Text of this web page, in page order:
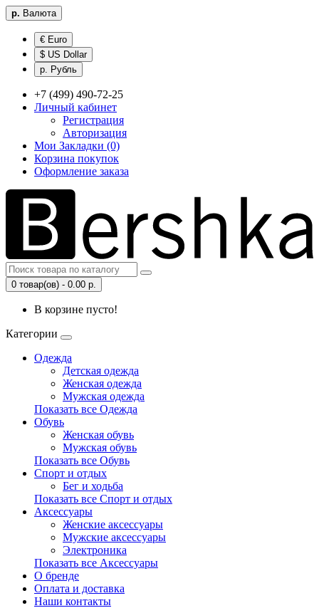
р. Валюта
€ Euro
$ US Dollar
р. Рубль
+7 (499) 490-72-25
Личный кабинет
Регистрация
Авторизация
Мои Закладки (0)
Корзина покупок
Оформление заказа
0 товар(ов) - 0.00 р.
В корзине пусто!
Категории
Одежда
Детская одежда
Женская одежда
Мужская одежда
Показать все Одежда
Обувь
Женская обувь
Мужская обувь
Показать все Обувь
Спорт и отдых
Бег и ходьба
Показать все Спорт и отдых
Аксессуары
Женские аксессуары
Мужские аксессуары
Электроника
Показать все Аксессуары
О бренде
Оплата и доставка
Наши контакты